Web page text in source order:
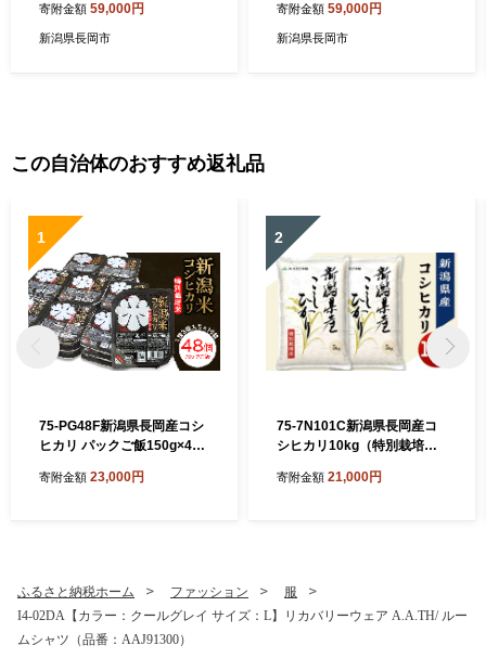
（品番：AAJ91300）
寄附金額 59,000円
新潟県長岡市
番：AAJ91300）
寄附金額 59,000円
新潟県長岡市
この自治体のおすすめ返礼品
1
75-PG48F新潟県長岡産コシ
ヒカリ パックご飯150g×48
寄附金額 23,000円
2
75-7N101C新潟県長岡産コ
シヒカリ10kg（特別栽培
寄附金額 21,000円
ふるさと納税ホーム ファッション
服
I4-02DA【カラー：クールグレイ サイズ：L】リカバリーウェア A.A.TH/ ルー
ムシャツ（品番：AAJ91300）